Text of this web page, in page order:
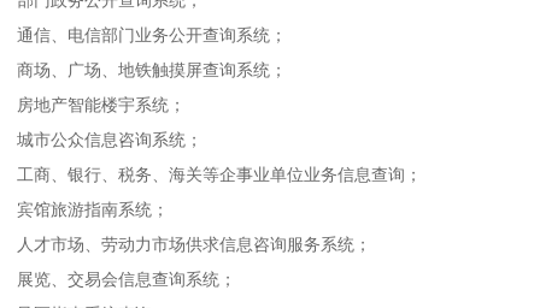
通信、电信部门业务公开查询系统；
商场、广场、地铁触摸屏查询系统；
房地产智能楼宇系统；
城市公众信息咨询系统；
工商、银行、税务、海关等企事业单位业务信息查询；
宾馆旅游指南系统；
人才市场、劳动力市场供求信息咨询服务系统；
展览、交易会信息查询系统；